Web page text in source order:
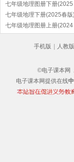
七年级地理图册下册(2025
春版)(北京版)
七年级地理下册(2025春版
七年级地理图册上册(2024
手机版
人教版
©电子课本网
电子课本网提供在线